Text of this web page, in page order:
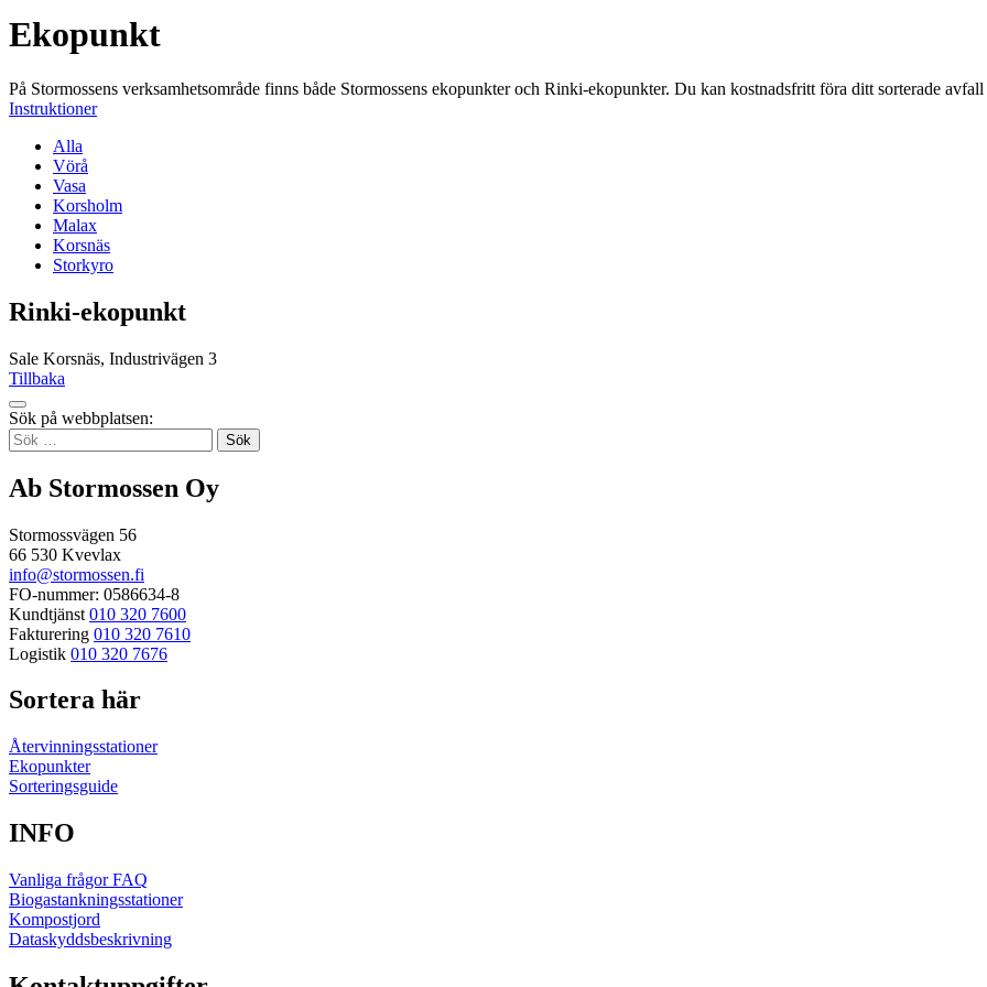
Ekopunkt
På Stormossens verksamhetsområde finns både Stormossens ekopunkter och Rinki-ekopunkter. Du kan kostnadsfritt föra ditt sorterade
Instruktioner
Alla
Vörå
Vasa
Korsholm
Malax
Korsnäs
Storkyro
Rinki-ekopunkt
Sale Korsnäs, Industrivägen 3
Tillbaka
Tillbaka
up
Sök på webbplatsen:
Sök
efter:
Ab Stormossen Oy
Stormossvägen 56
66 530 Kvevlax
info@stormossen.fi
FO-nummer: 0586634-8
Kundtjänst 010 320 7600
Fakturering 010 320 7610
Logistik 010 320 7676
Sortera här
Återvinningsstationer
Ekopunkter
Sorteringsguide
INFO
Vanliga frågor FAQ
Biogastankningsstationer
Kompostjord
Dataskyddsbeskrivning